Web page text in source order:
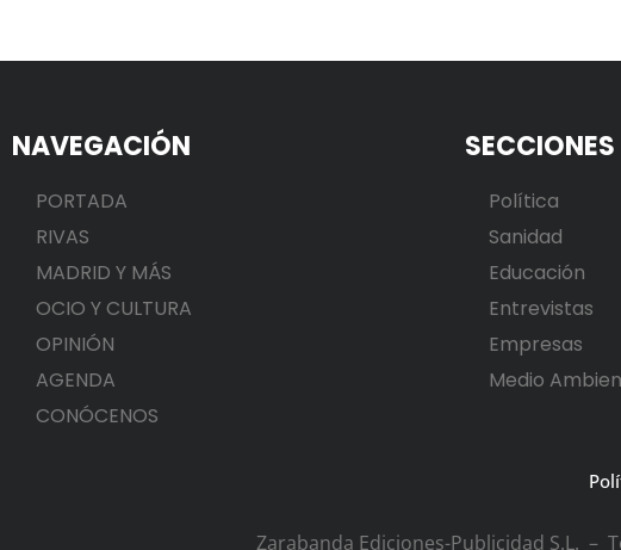
NAVEGACIÓN
PORTADA
RIVAS
MADRID Y MÁS
OCIO Y CULTURA
OPINIÓN
AGENDA
CONÓCENOS
SECCIONES
Política
Sanidad
Educación
Entrevistas
Empresas
Medio
Zarabanda Ediciones-Publicidad S.L. –